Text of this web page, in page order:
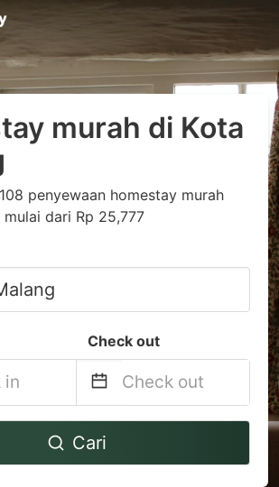
murah di Kota
penyewaan homestay murah
dari Rp 25,777
Check out
Navigate
to
Cari